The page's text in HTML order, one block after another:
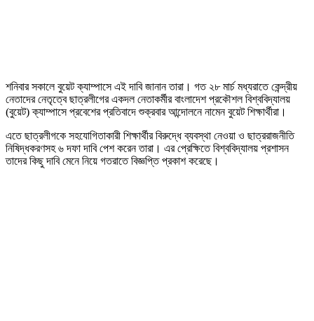
শনিবার সকালে বুয়েট ক্যাম্পাসে এই দাবি জানান তারা। গত ২৮ মার্চ মধ্যরাতে কেন্দ্রীয়
নেতাদের নেতৃত্বে ছাত্রলীগের একদল নেতাকর্মীর বাংলাদেশ প্রকৌশল বিশ্ববিদ্যালয়
(বুয়েট) ক্যাম্পাসে প্রবেশের প্রতিবাদে শুক্রবার আন্দোলনে নামেন বুয়েট শিক্ষার্থীরা।
এতে ছাত্রলীগকে সহযোগিতাকারী শিক্ষার্থীর বিরুদ্ধে ব্যবস্থা নেওয়া ও ছাত্ররাজনীতি
নিষিদ্ধকরণসহ ৬ দফা দাবি পেশ করেন তারা। এর প্রেক্ষিতে বিশ্ববিদ্যালয় প্রশাসন
তাদের কিছু দাবি মেনে নিয়ে গতরাতে বিজ্ঞপ্তি প্রকাশ করেছে।